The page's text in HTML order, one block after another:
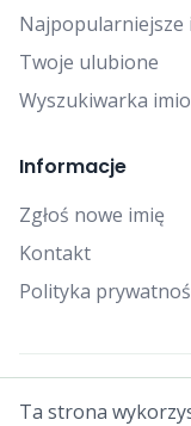
Najpopularniejsze
Twoje ulubione
Wyszukiwarka
Informacje
Zgłoś nowe imię
Kontakt
Polityka
© 2025 Falcon
Ta strona